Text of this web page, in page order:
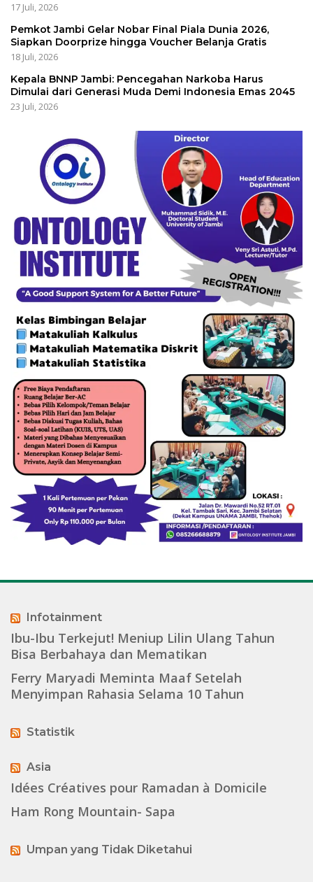
17 Juli, 2026
Pemkot Jambi Gelar Nobar Final Piala Dunia 2026,
Siapkan Doorprize hingga Voucher Belanja Gratis
18 Juli, 2026
Kepala BNNP Jambi: Pencegahan Narkoba Harus
Dimulai dari Generasi Muda Demi Indonesia Emas 2045
23 Juli, 2026
Infotainment
Ibu-Ibu Terkejut! Meniup Lilin Ulang Tahun
Bisa Berbahaya dan Mematikan
Ferry Maryadi Meminta Maaf Setelah
Menyimpan Rahasia Selama 10 Tahun
Statistik
Asia
Idées Créatives pour Ramadan à Domicile
Ham Rong Mountain- Sapa
Umpan yang Tidak Diketahui